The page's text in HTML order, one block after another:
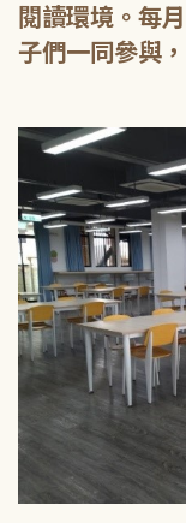
閱讀環境。每
子們一同參與